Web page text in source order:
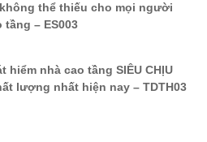
thể thiếu cho mọi người
– ES003
hiểm nhà cao tầng SIÊU CHỊU
lượng nhất hiện nay – TDTH03